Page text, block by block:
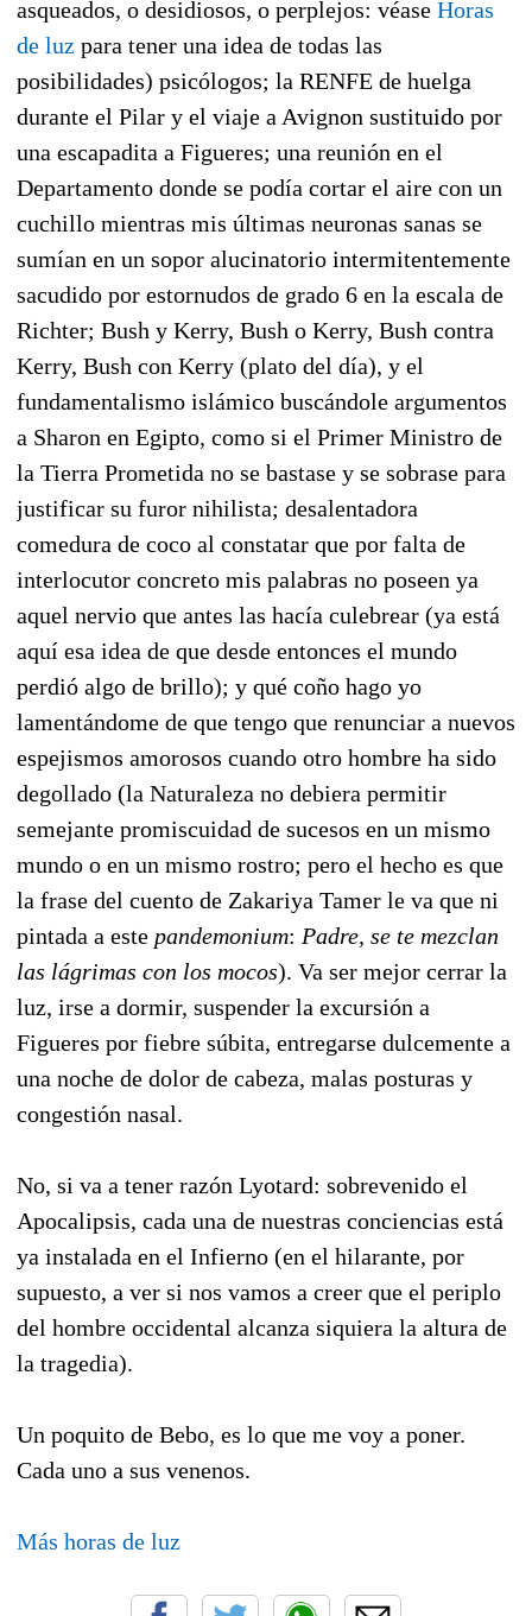
asqueados, o desidiosos, o perplejos: véase Horas
de luz para tener una idea de todas las
posibilidades) psicólogos; la RENFE de huelga
durante el Pilar y el viaje a Avignon sustituido por
una escapadita a Figueres; una reunión en el
Departamento donde se podía cortar el aire con un
cuchillo mientras mis últimas neuronas sanas se
sumían en un sopor alucinatorio intermitentemente
sacudido por estornudos de grado 6 en la escala de
Richter; Bush y Kerry, Bush o Kerry, Bush contra
Kerry, Bush con Kerry (plato del día), y el
fundamentalismo islámico buscándole argumentos
a Sharon en Egipto, como si el Primer Ministro de
la Tierra Prometida no se bastase y se sobrase para
justificar su furor nihilista; desalentadora
comedura de coco al constatar que por falta de
interlocutor concreto mis palabras no poseen ya
aquel nervio que antes las hacía culebrear (ya está
aquí esa idea de que desde entonces el mundo
perdió algo de brillo); y qué coño hago yo
lamentándome de que tengo que renunciar a nuevos
espejismos amorosos cuando otro hombre ha sido
degollado (la Naturaleza no debiera permitir
semejante promiscuidad de sucesos en un mismo
mundo o en un mismo rostro; pero el hecho es que
la frase del cuento de Zakariya Tamer le va que ni
pintada a este pandemonium: Padre, se te mezclan
las lágrimas con los mocos). Va ser mejor cerrar la
luz, irse a dormir, suspender la excursión a
Figueres por fiebre súbita, entregarse dulcemente a
una noche de dolor de cabeza, malas posturas y
congestión nasal.
No, si va a tener razón Lyotard: sobrevenido el
Apocalipsis, cada una de nuestras conciencias está
ya instalada en el Infierno (en el hilarante, por
supuesto, a ver si nos vamos a creer que el periplo
del hombre occidental alcanza siquiera la altura de
la tragedia).
Un poquito de Bebo, es lo que me voy a poner.
Cada uno a sus venenos.
Más horas de luz